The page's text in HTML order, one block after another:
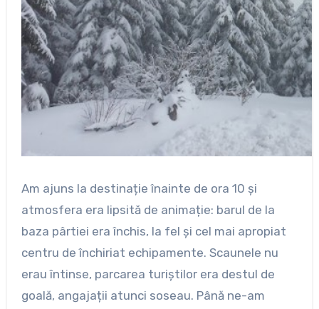
Am ajuns la destinație înainte de ora 10 și
atmosfera era lipsită de animație: barul de la
baza pârtiei era închis, la fel și cel mai apropiat
centru de închiriat echipamente. Scaunele nu
erau întinse, parcarea turiștilor era destul de
goală, angajații atunci soseau. Până ne-am